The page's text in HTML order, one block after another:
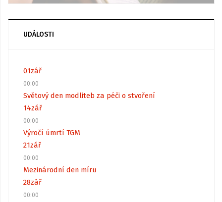
UDÁLOSTI
01zář
00:00
Světový den modliteb za péči o stvoření
14zář
00:00
Výročí úmrtí TGM
21zář
00:00
Mezinárodní den míru
28zář
00:00